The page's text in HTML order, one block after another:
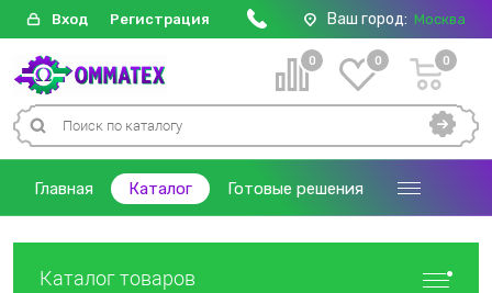
Вход Регистрация Ваш город: Москва
0 0 0
Главная Каталог Готовые решения
Каталог товаров